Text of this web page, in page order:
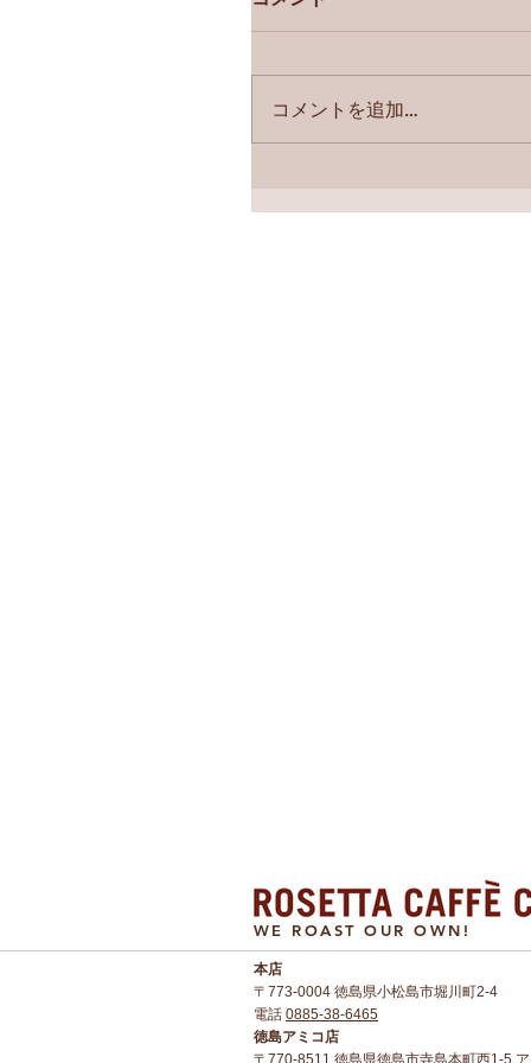
コメントを追加…
WE ROAST OUR OWN!
本店​
〒773-0004 徳島県小松島市堀川町2-4
電話 0885-38-6465
徳島アミコ店
〒770-8511 徳島県徳島市寺島本町西1-5